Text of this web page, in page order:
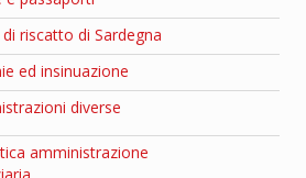
riscatto di Sardegna
ed insinuazione
diverse
amministrazione